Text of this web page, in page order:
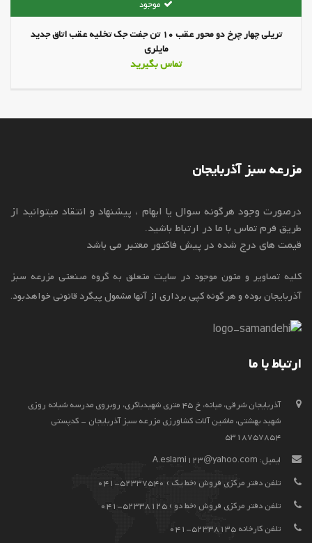
تریلی چهار چرخ دو محور عقب 10 تن جفت جک تخلیه عقب اتاق جدید
مایلری
تماس بگیرید
مزرعه سبز آذربایجان
درصورت وجود هرگونه سوال یا ابهام ، پیشنهاد و انتقاد میتوانید از
طریق فرم تماس با ما در ارتباط باشید.
قیمت های درج شده در پیش فاکتور معتبر می باشد
کلیه تصاویر و متون موجود در سایت متعلق به گروه صنعتی مزرعه سبز
آذربایجان بوده و هر گونه کپی برداری از آنها مشمول پیگرد قانونی خواهدبود.
ارتباط با ما
آذربايجان شرقي، ميانه، خ 45 متری شهیدباکری، روبروی مدرسه شبانه روزی
شهید بهشتی، ماشین آلات کشاورزی مزرعه سبز آذربایجان - کدپستی
5318757854
ایمیل: A.eslami123@yahoo.com
تلفن دفتر مرکزی فروش (خط یک ) 52337540-041
تلفن دفتر مرکزی فروش (خط دو ) 52338125-041
تلفن کارخانه 52338135-041